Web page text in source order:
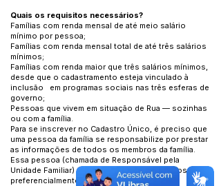
Quais os requisitos necessários?
Famílias com renda mensal de até meio salário
mínimo por pessoa;
Famílias com renda mensal total de até três salários
mínimos;
Famílias com renda maior que três salários mínimos,
desde que o cadastramento esteja vinculado à
inclusão em programas sociais nas três esferas de
governo;
Pessoas que vivem em situação de Rua — sozinhas
ou com a família.
Para se inscrever no Cadastro Único, é preciso que
uma pessoa da família se responsabilize por prestar
as informações de todos os membros da família.
Essa pessoa (chamada de Responsável pela
Unidade Familiar) deve ter pelo menos 16 anos e,
preferencialmente, ser mulher.